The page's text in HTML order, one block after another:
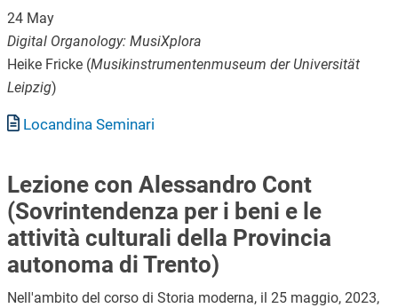
24 May
Digital Organology: MusiXplora
Heike Fricke (Musikinstrumentenmuseum der Universität
Leipzig)
Documento
Locandina Seminari
Lezione con Alessandro Cont
(Sovrintendenza per i beni e le
attività culturali della Provincia
autonoma di Trento)
Nell'ambito del corso di Storia moderna, il 25 maggio, 2023,